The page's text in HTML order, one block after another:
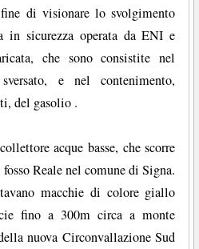
di visionare lo svolgimento
in sicurezza operata da ENI e
che sono consistite nel
e nel contenimento,
del gasolio .
acque basse, che scorre
Reale nel comune di Signa.
macchie di colore giallo
fino a 300m circa a monte
nuova Circonvallazione Sud